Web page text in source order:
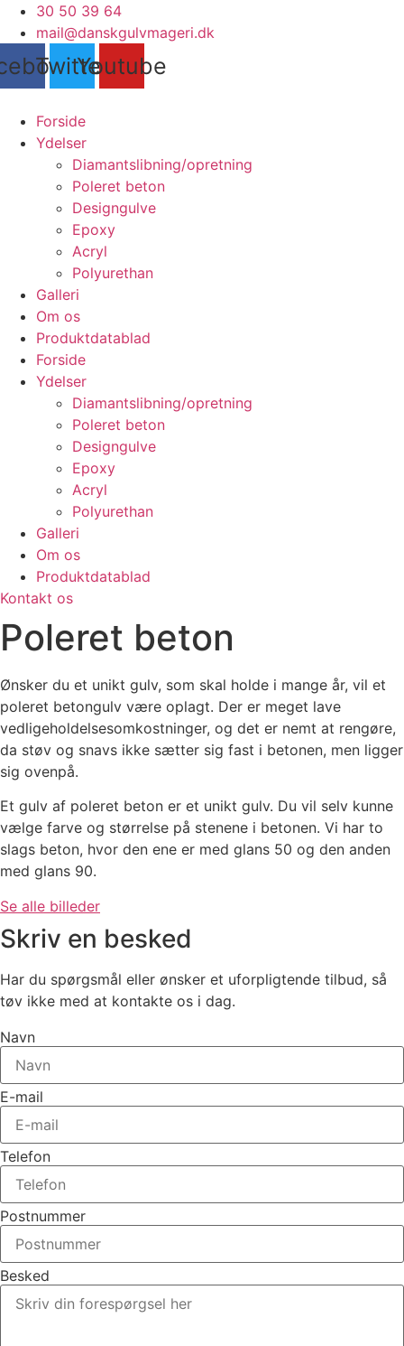
Videre
indhold
30 50 39 64
mail@danskgulvmageri.dk
TwitterYoutube
Forside
Ydelser
Diamantslibning/opretning
Poleret beton
Designgulve
Epoxy
Acryl
Polyurethan
Galleri
Om os
Produktdatablad
Forside
Ydelser
Diamantslibning/opretning
Poleret beton
Designgulve
Epoxy
Acryl
Polyurethan
Galleri
Om os
Produktdatablad
Kontakt os
Poleret beton
Ønsker du et unikt gulv, som skal holde i mange år, vil et
poleret betongulv være oplagt. Der er meget lave
vedligeholdelsesomkostninger, og det er nemt at rengøre,
da støv og snavs ikke sætter sig fast i betonen, men ligger
sig ovenpå.
Et gulv af poleret beton er et unikt gulv. Du vil selv kunne
vælge farve og størrelse på stenene i betonen. Vi har to
slags beton, hvor den ene er med glans 50 og den anden
med glans 90.
Se alle billeder
Skriv en besked
Har du spørgsmål eller ønsker et uforpligtende tilbud, så
tøv ikke med at kontakte os i dag.
Navn
E-mail
Telefon
Postnummer
Besked